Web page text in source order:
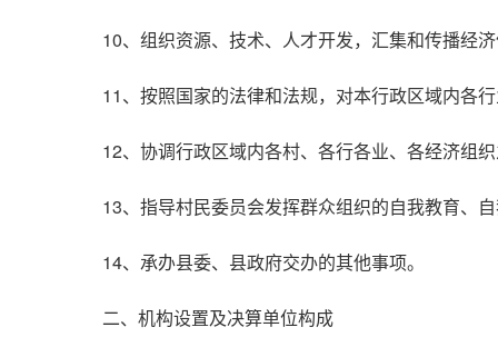
10、组织资源、技术、人才开发，汇集和传播经
11、按照国家的法律和法规，对本行政区域内各
12、协调行政区域内各村、各行各业、各经济组
13、指导村民委员会发挥群众组织的自我教育、
14、承办县委、县政府交办的其他事项。
二、机构设置及决算单位构成